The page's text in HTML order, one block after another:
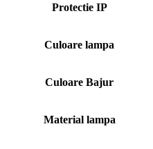
Protectie IP
Culoare lampa
Culoare Bajur
Material lampa